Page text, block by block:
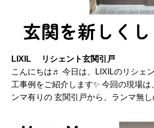
LIXIL リシェント玄関引戸
こんにちは♬ 今日は、LIXILのリシェ
工事例をご紹介します✨ 今回の現場は
ンマ有りの 玄関引戸から、ランマ無し